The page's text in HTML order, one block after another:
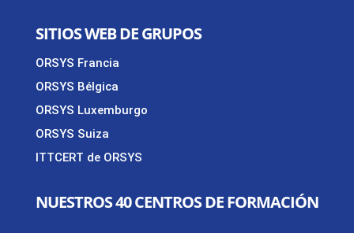
SITIOS WEB DE GRUPOS
ORSYS Francia
ORSYS Bélgica
ORSYS Luxemburgo
ORSYS Suiza
ITTCERT de ORSYS
NUESTROS 40 CENTROS DE FORMACIÓN